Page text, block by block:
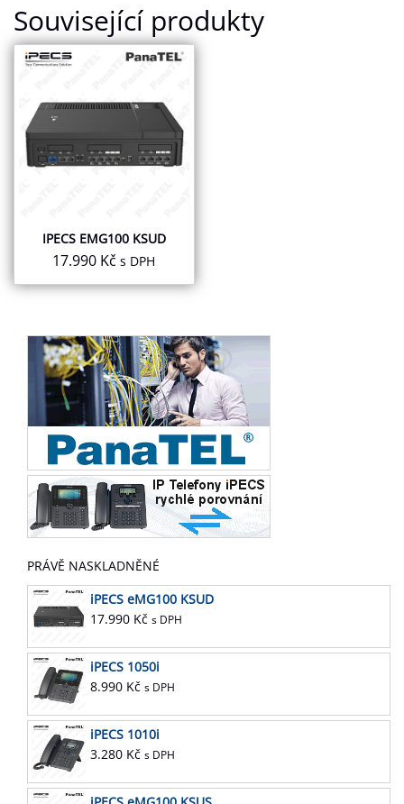
Související produkty
IPECS EMG100 KSUD
17.990 Kč s DPH
PRÁVĚ NASKLADNĚNÉ
iPECS eMG100 KSUD
17.990 Kč s DPH
iPECS 1050i
8.990 Kč s DPH
iPECS 1010i
3.280 Kč s DPH